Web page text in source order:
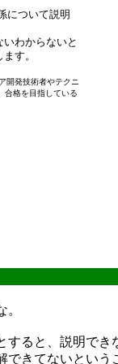
について説明
わからないと
す。
開発技術者やテクニ
合格を目指している
ると、説明でき
きてないという